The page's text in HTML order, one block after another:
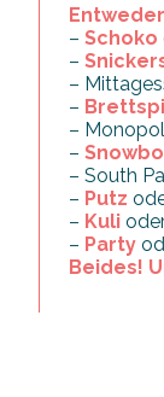
– Schoko
–
–
–
–
–
– South
– Putz
– Kuli
– Party
Beides!